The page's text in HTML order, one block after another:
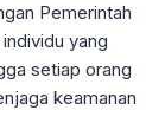
Pemerintah
yang
setiap orang
keamanan